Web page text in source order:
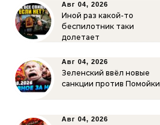
Авг 04, 2026
Иной раз какой-то
беспилотник таки
долетает
Авг 04, 2026
Зеленский ввёл новые
санкции против Помойки
Авг 04, 2026